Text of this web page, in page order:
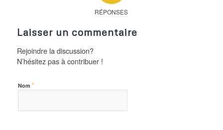
RÉPONSES
Laisser un commentaire
Rejoindre la discussion?
N’hésitez pas à contribuer !
Nom *